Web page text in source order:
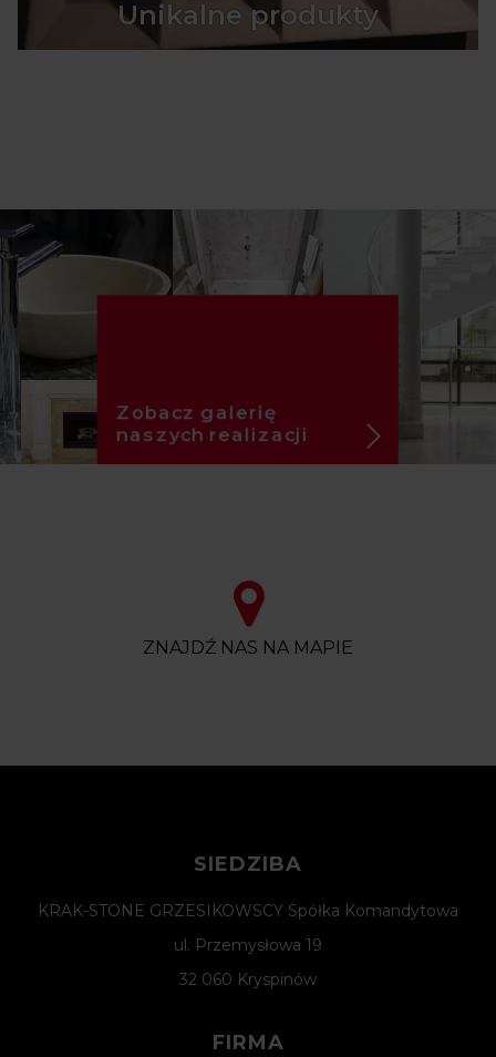
Unikalne produkty
Zobacz galerię
naszych realizacji
ZNAJDŹ NAS NA MAPIE
SIEDZIBA
KRAK-STONE GRZESIKOWSCY Spółka Komandytowa
ul. Przemysłowa 19
32 060 Kryspinów
FIRMA